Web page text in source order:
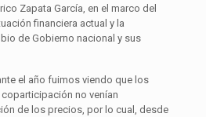
Zapata García, en el marco del
financiera actual y la
de Gobierno nacional y sus
el año fuimos viendo que los
no venían
de los precios, por lo cual, desde